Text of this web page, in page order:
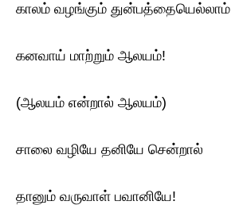
காலம் வழங்கும் துன்பத்தையெல்லாம்
கனவாய் மாற்றும் ஆலயம்!
(ஆலயம் என்றால் ஆலயம்)
சாலை வழியே தனியே சென்றால்
தானும் வருவாள் பவானியே!